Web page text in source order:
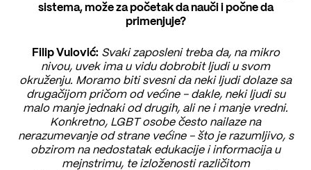
sistema, može za početak da nauči i počne da
primenjuje?
Filip Vulović: Svaki zaposleni treba da, na mikro
nivou, uvek ima u vidu dobrobit ljudi u svom
okruženju. Moramo biti svesni da neki ljudi dolaze sa
drugačijom pričom od većine - dakle, neki ljudi su
malo manje jednaki od drugih, ali ne i manje vredni.
Konkretno, LGBT osobe često nailaze na
nerazumevanje od strane većine - što je razumljivo, s
obzirom na nedostatak edukacije i informacija u
mejnstrimu, te izloženosti različitom